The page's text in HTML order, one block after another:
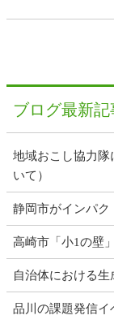
ブログ最新記
地域おこし協力隊
いて）
静岡市がインパ
高崎市「小1の壁
自治体における生
品川の課題発信イ